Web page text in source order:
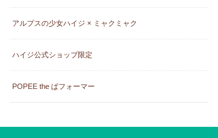
アルプスの少女ハイジ × ミャクミャク
ハイジ公式ショップ限定
POPEE the ぱフォーマー